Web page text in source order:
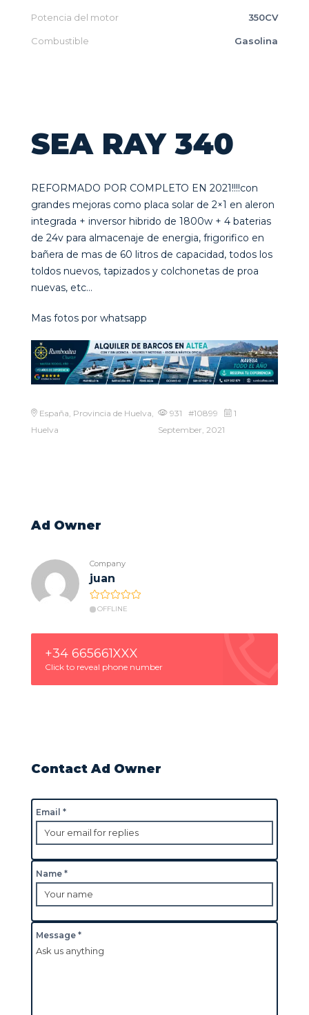
Potencia del motor 350CV
Combustible Gasolina
SEA RAY 340
REFORMADO POR COMPLETO EN 2021!!!!con
grandes mejoras como placa solar de 2×1 en aleron
integrada + inversor hibrido de 1800w + 4 baterias
de 24v para almacenaje de energia, frigorifico en
bañera de mas de 60 litros de capacidad, todos los
toldos nuevos, tapizados y colchonetas de proa
nuevas, etc…
Mas fotos por whatsapp
España, Provincia de Huelva,
Huelva
931 #10899
1
September, 2021
Ad Owner
Company
juan
OFFLINE
+34 665661XXX
Click to reveal phone number
Contact Ad Owner
Email *
Name *
Message *